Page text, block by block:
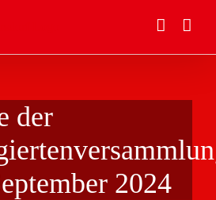
der
2024